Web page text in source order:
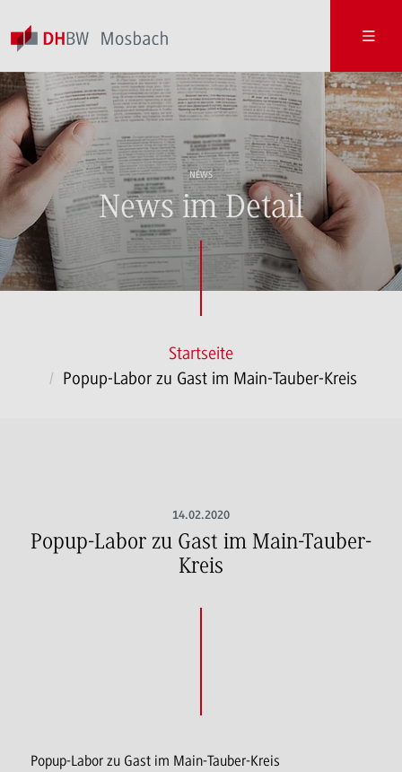
NEWS
News im Detail
Startseite
Popup-Labor zu Gast im Main-Tauber-Kreis
14.02.2020
Popup-Labor zu Gast im Main-Tauber-
Kreis
Popup-Labor zu Gast im Main-Tauber-Kreis